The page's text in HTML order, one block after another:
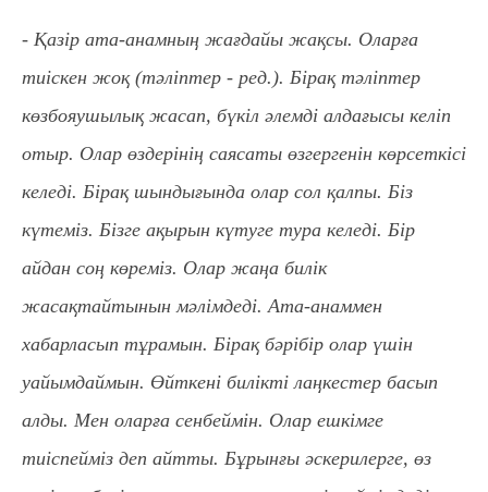
- Қазір ата-анамның жағдайы жақсы. Оларға
тиіскен жоқ (тәліптер - ред.). Бірақ тәліптер
көзбояушылық жасап, бүкіл әлемді алдағысы келіп
отыр. Олар өздерінің саясаты өзгергенін көрсеткісі
келеді. Бірақ шындығында олар сол қалпы. Біз
күтеміз. Бізге ақырын күтуге тура келеді. Бір
айдан соң көреміз. Олар жаңа билік
жасақтайтынын мәлімдеді.Ата-анаммен
хабарласып тұрамын. Бірақ бәрібір олар үшін
уайымдаймын. Өйткені билікті лаңкестер басып
алды. Мен оларға сенбеймін. Олар ешкімге
тиіспейміз деп айтты. Бұрынғы әскерилерге, өз